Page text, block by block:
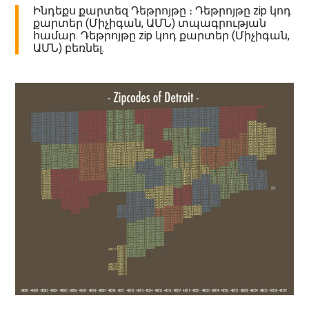
Ինդեքս քարտեզ Դեթրոյթը ։ Դեթրոյթը zip կոդ
քարտեր (Միչիգան, ԱՄՆ) տպագրության
համար. Դեթրոյթը zip կոդ քարտեր (Միչիգան,
ԱՄՆ) բեռնել.